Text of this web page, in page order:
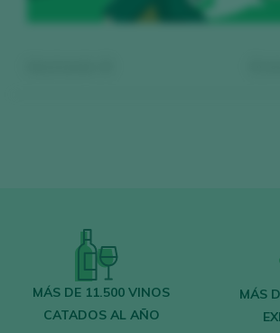
Regístrate gratis y
contenido
Descubre gratis
los más de
MÁS DE 11.500 VINOS
CATADOS AL AÑO
MÁS